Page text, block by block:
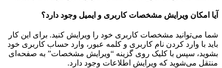
آیا امکان ویرایش مشخصات کاربری و ایمیل وجود دارد؟
شما می‏‌توانید مشخصات کاربری خود را ویرایش کنید. برای این کار
باید با وارد کردن نام کاربری و کلمه عبور، وارد حساب کاربری خود
بشوید، سپس با کلیک روی گزینه “ویرایش مشخصات” به صفحه‏‌ای
منتقل می‏‌شوید که ویرایش اطلاعات وجود دارد.